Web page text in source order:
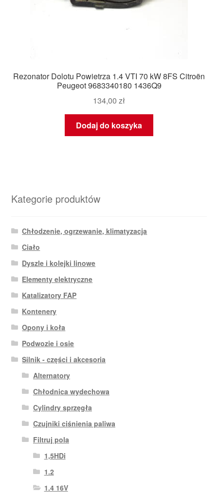
Rezonator Dolotu Powietrza 1.4 VTI 70 kW 8FS Citroën
Peugeot 9683340180 1436Q9
134,00 zł
Dodaj do koszyka
Kategorie produktów
Chłodzenie, ogrzewanie, klimatyzacja
Ciało
Dyszle i kolejki linowe
Elementy elektryczne
Katalizatory FAP
Kontenery
Opony i koła
Podwozie i osie
Silnik - części i akcesoria
Alternatory
Chłodnica wydechowa
Cylindry sprzęgła
Czujniki ciśnienia paliwa
Filtruj pola
1,5HDi
1.2
1.4 16V